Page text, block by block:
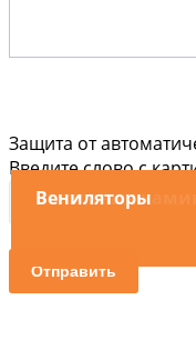
Вытяжные
Вениляторы
Защита от
Введите слово с
Отправить